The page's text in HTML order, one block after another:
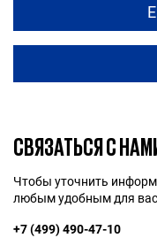
СВЯЗАТЬСЯ С
Чтобы уточнить
любым удобным для вас
+7 (499) 490-47-10